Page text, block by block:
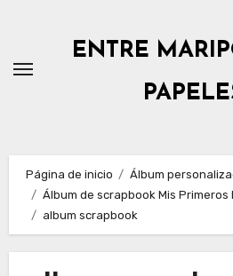
contenido
ENTRE
Página de inicio
Álbum
Álbum de scrapbook Mis Primeros
album scrapbook